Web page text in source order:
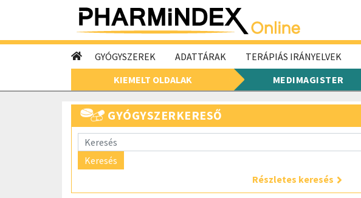
GYÓGYSZEREK ADATTÁRAK TERÁPIÁS IRÁNYELVEK
KIEMELT OLDALAK
MEDIMAGISTER
GYÓGYSZERKERESŐ
Keresés
Részletes keresés